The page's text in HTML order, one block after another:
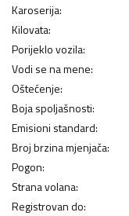
Karoserija:
Kilovata:
Porijeklo vozila:
Vodi se na mene:
Oštećenje:
Boja spoljašnosti:
Emisioni standard:
Broj brzina mjenjača:
Pogon:
Strana volana:
Registrovan do: